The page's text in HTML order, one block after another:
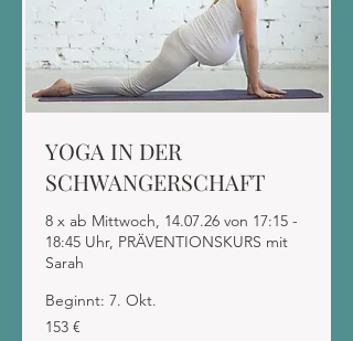
YOGA IN DER
SCHWANGERSCHAFT
8 x ab Mittwoch, 14.07.26 von 17:15 -
18:45 Uhr, PRÄVENTIONSKURS mit
Sarah
Beginnt: 7. Okt.
153
Euro
153 €